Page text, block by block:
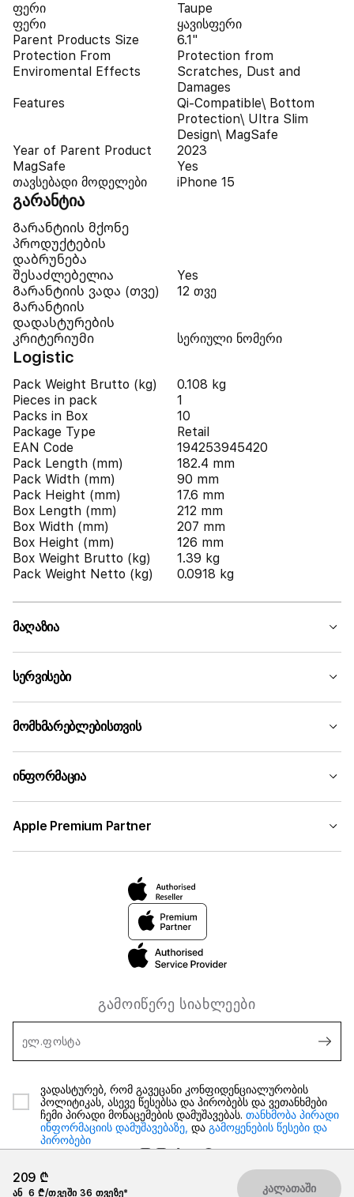
ფერი
Taupe
ფერი
ყავისფერი
Parent Products Size
6.1"
Protection From
Enviromental Effects
Protection from
Scratches, Dust and
Damages
Features
Qi-Compatible\ Bottom
Protection\ Ultra Slim
Design\ MagSafe
Year of Parent Product
2023
MagSafe
Yes
თავსებადი მოდელები
iPhone 15
გარანტია
Გარანტიის მქონე
პროდუქტების
დაბრუნება
შესაძლებელია
Yes
Გარანტიის ვადა (თვე)
12 თვე
Გარანტიის
დადასტურების
კრიტერიუმი
სერიული ნომერი
Logistic
Pack Weight Brutto (kg)
0.108 kg
Pieces in pack
1
Packs in Box
10
Package Type
Retail
EAN Code
194253945420
Pack Length (mm)
182.4 mm
Pack Width (mm)
90 mm
Pack Height (mm)
17.6 mm
Box Length (mm)
212 mm
Box Width (mm)
207 mm
Box Height (mm)
126 mm
Box Weight Brutto (kg)
1.39 kg
Pack Weight Netto (kg)
0.0918 kg
209 ₾
ან 6 ₾/თვეში 36 თვეზე* კალათაში
მაღაზია
სერვისები
მომხმარებლებისთვის
ინფორმაცია
Apple Premium Partner
გამოიწერე სიახლეები
ელ.ფოსტა
ვადასტურებ, რომ გავეცანი კონფიდენციალურობის
პოლიტიკას, ასევე წესებსა და პირობებს და ვეთანხმები
ჩემი პირადი მონაცემების დამუშავებას. თანხმობა პირადი
ინფორმაციის დამუშავებაზე, და გამოყენების წესები და
პირობები